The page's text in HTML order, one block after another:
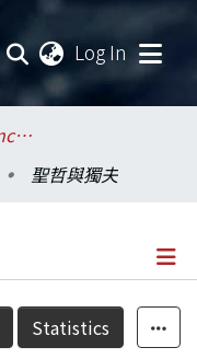
Log In
College of Social Sciences / 社會科學院
聖哲與獨夫
Statistics